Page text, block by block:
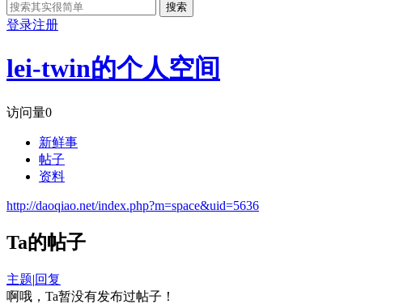
搜索
登录注册
lei-twin的个人空间
访问量0
新鲜事
帖子
资料
http://daoqiao.net/index.php?m=space&uid=5636
Ta的帖子
主题|回复
啊哦，Ta暂没有发布过帖子！